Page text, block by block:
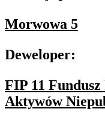
Morwowa 5
Deweloper:
FIP 11
Aktywów